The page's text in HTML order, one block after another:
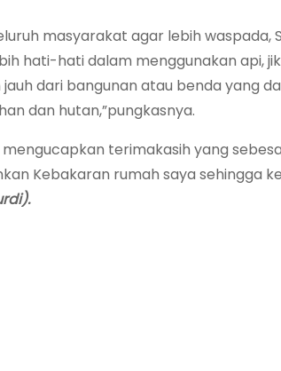
masyarakat agar lebih waspada,
hati-hati dalam menggunakan api,
jauh dari bangunan atau benda yang
dan hutan,”pungkasnya.
mengucapkan terimakasih yang
Kebakaran rumah saya sehingga